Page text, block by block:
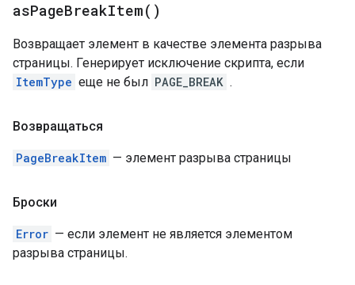
asPageBreakItem( )
Возвращает элемент в качестве элемента разрыва
страницы. Генерирует исключение скрипта, если
ItemType еще не был PAGE_BREAK .
Возвращаться
PageBreakItem — элемент разрыва страницы
Броски
Error — если элемент не является элементом
разрыва страницы.